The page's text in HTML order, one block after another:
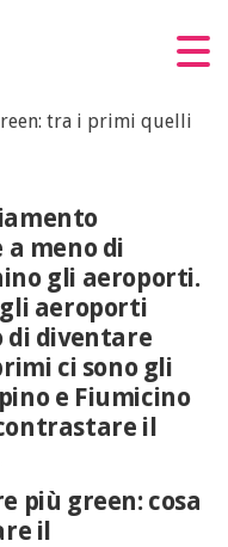
meno di
gli aeroporti.
aeroporti
di diventare
ci sono gli
e Fiumicino
il
più green: cosa
il